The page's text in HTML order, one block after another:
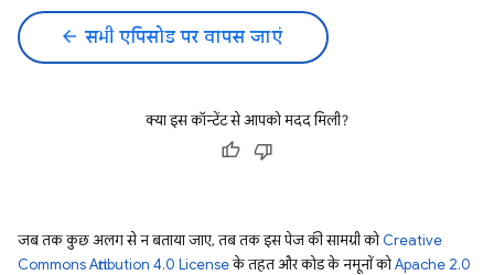
arrow_back सभी एपिसोड पर वापस जाएं
क्या इस कॉन्टेंट से आपको मदद मिली?
जब तक कुछ अलग से न बताया जाए, तब तक इस पेज की सामग्री कोCreative
Commons Attribution 4.0 Licenseके तहत और कोड के नमूनों कोApache 2.0